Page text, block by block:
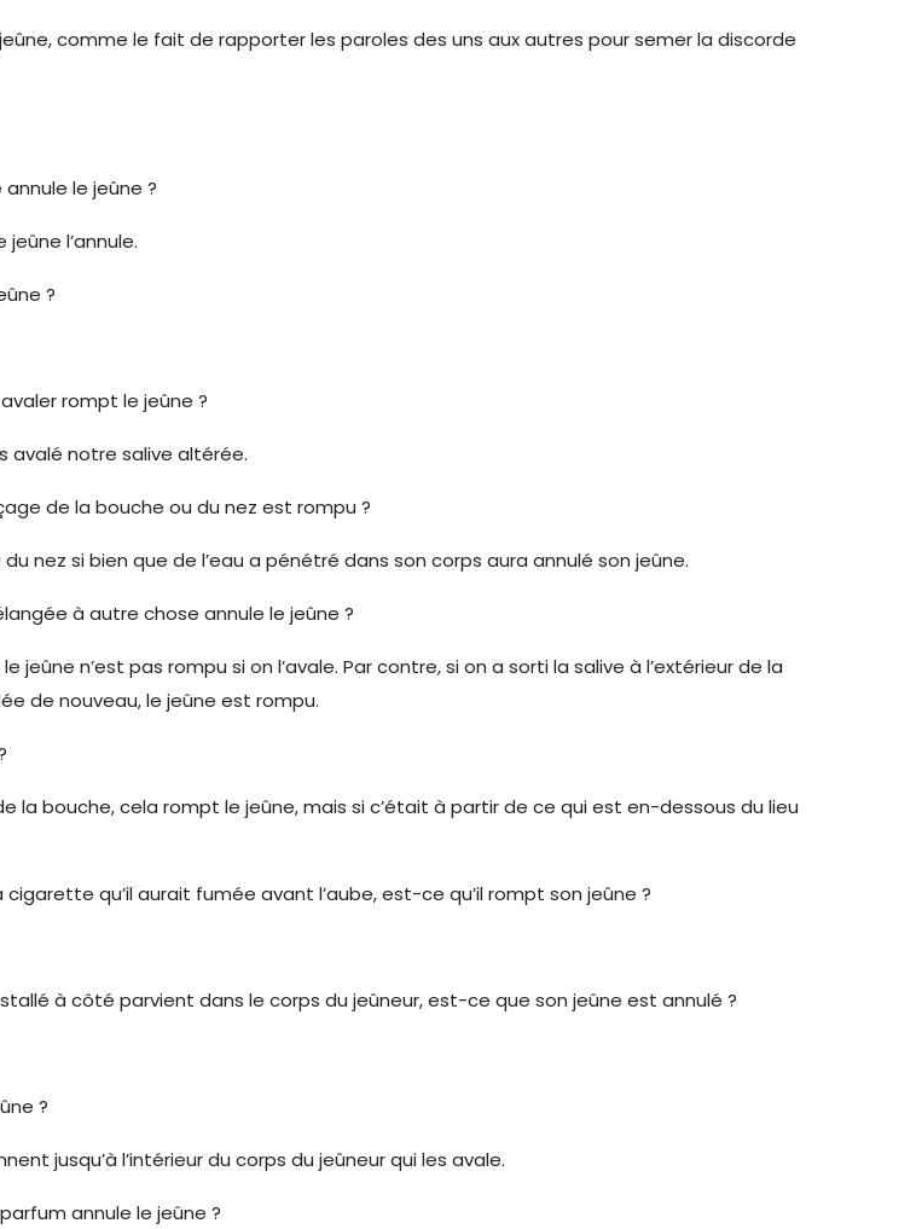
comme le fait de rapporter les paroles des uns aux autres pour semer la discorde
le jeûne ?
l’annule.
?
rompt le jeûne ?
avalé notre salive altérée.
de la bouche ou du nez est rompu ?
nez si bien que de l’eau a pénétré dans son corps aura annulé son jeûne.
à autre chose annule le jeûne ?
n’est pas rompu si on l’avale. Par contre, si on a sorti la salive à l’extérieur de la
de nouveau, le jeûne est rompu.
la bouche, cela rompt le jeûne, mais si c’était à partir de ce qui est en-dessous du lieu
qu’il aurait fumée avant l’aube, est-ce qu’il rompt son jeûne ?
à côté parvient dans le corps du jeûneur, est-ce que son jeûne est annulé ?
?
jusqu’à l’intérieur du corps du jeûneur qui les avale.
annule le jeûne ?